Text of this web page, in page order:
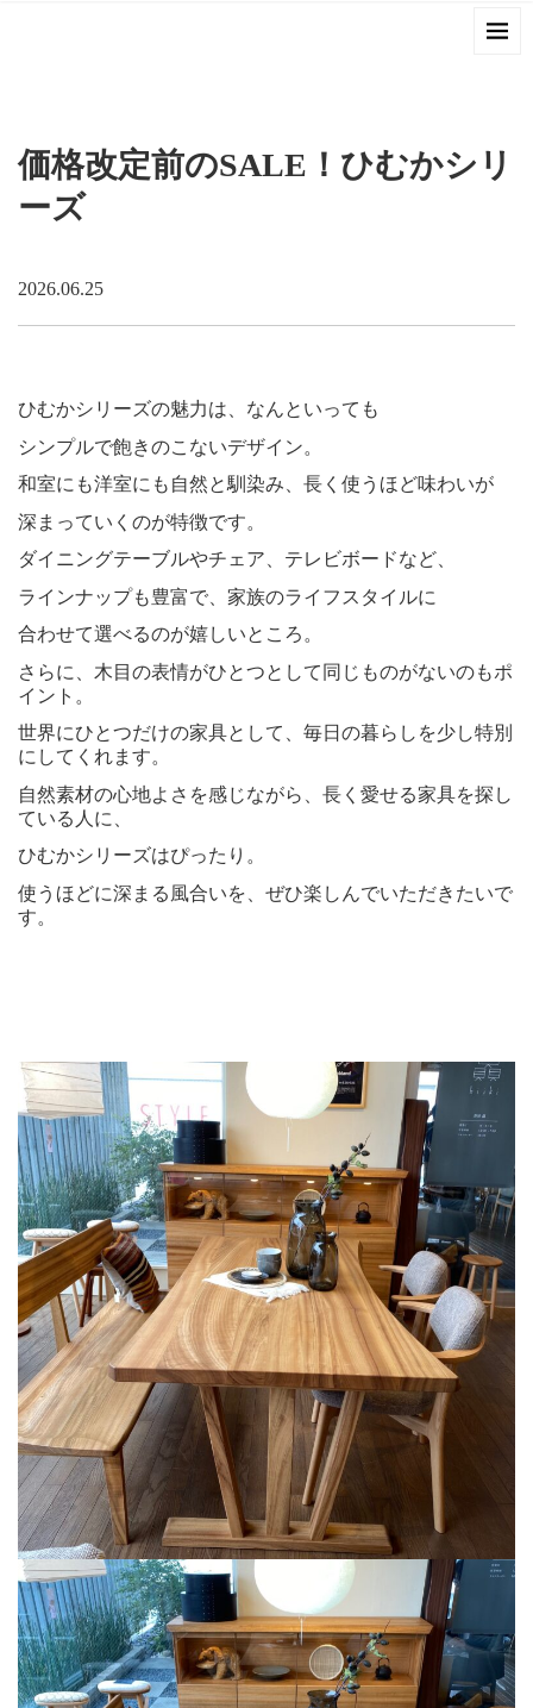
価格改定前のSALE！ひむかシリ
ーズ
2026.06.25
ひむかシリーズの魅力は、なんといっても
シンプルで飽きのこないデザイン。
和室にも洋室にも自然と馴染み、長く使うほど味わいが
深まっていくのが特徴です。
ダイニングテーブルやチェア、テレビボードなど、
ラインナップも豊富で、家族のライフスタイルに
合わせて選べるのが嬉しいところ。
さらに、木目の表情がひとつとして同じものがないのもポ
イント。
世界にひとつだけの家具として、毎日の暮らしを少し特別
にしてくれます。
自然素材の心地よさを感じながら、長く愛せる家具を探し
ている人に、
ひむかシリーズはぴったり。
使うほどに深まる風合いを、ぜひ楽しんでいただきたいで
す。